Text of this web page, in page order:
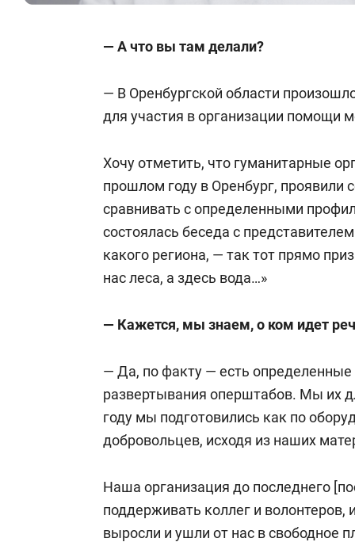
— А что вы там делали?
— В Оренбургской области
для участия в организации помощи
Хочу отметить, что гуманитарные
прошлом году в Оренбург, проявили
сравнивать с определенными
состоялась беседа с
какого региона, — так тот прямо
нас леса, а здесь вода…»
— Кажется, мы знаем, о ком идет
— Да, по факту — есть
развертывания оперштабов. Мы их
году мы подготовились как по
добровольцев, исходя из наших
Наша организация до последнего
поддерживать коллег и волонтеров,
выросли и ушли от нас в свободное